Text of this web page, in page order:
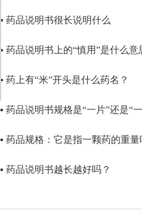
▪ 药品说明书很长说明什么
▪ 药品说明书上的“慎用”是什么意
▪ 药上有“米”开头是什么药名？
▪ 药品说明书规格是“一片”还是“
▪ 药品规格：它是指一颗药的重量
▪ 药品说明书越长越好吗？